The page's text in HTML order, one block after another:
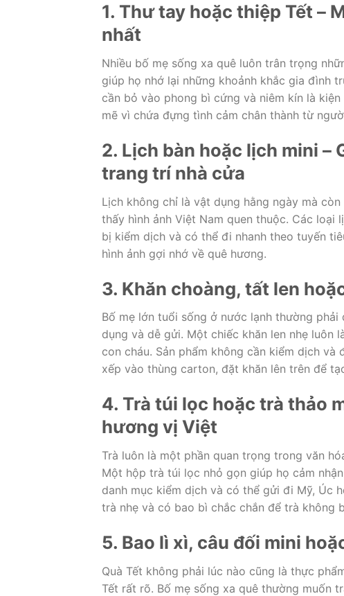
1. Thư tay hoặc thiệp Tết –
nhất
Nhiều bố mẹ sống xa quê luôn trân trọng
giúp họ nhớ lại những khoảnh khắc gia đình
cần bỏ vào phong bì cứng và niêm kín là
mẽ vì chứa đựng tình cảm chân thành từ
2. Lịch bàn hoặc lịch mini –
trang trí nhà cửa
Lịch không chỉ là vật dụng hằng ngày mà
thấy hình ảnh Việt Nam quen thuộc. Các loại
bị kiểm dịch và có thể đi nhanh theo tuyến
hình ảnh gợi nhớ về quê hương.
3. Khăn choàng, tất len
Bố mẹ lớn tuổi sống ở nước lạnh thường
dụng và dễ gửi. Một chiếc khăn len nhẹ luôn
con cháu. Sản phẩm không cần kiểm dịch
xếp vào thùng carton, đặt khăn lên trên để
4. Trà túi lọc hoặc trà thảo
hương vị Việt
Trà luôn là một phần quan trọng trong văn
Một hộp trà túi lọc nhỏ gọn giúp họ cảm
danh mục kiểm dịch và có thể gửi đi Mỹ, Úc
trà nhẹ và có bao bì chắc chắn để trà không
5. Bao lì xì, câu đối mini
Quà Tết không phải lúc nào cũng là thực
Tết rất rõ. Bố mẹ sống xa quê thường muốn